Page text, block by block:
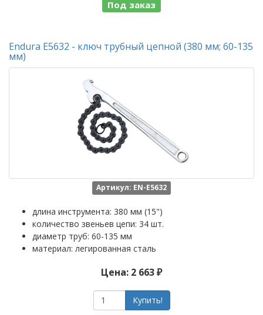
Под заказ
Endura E5632 - ключ трубный цепной (380 мм; 60-135
мм)
Артикул: EN-E5632
длина инструмента: 380 мм (15")
количество звеньев цепи: 34 шт.
диаметр труб: 60-135 мм
материал: легированная сталь
Цена: 2 663 ₽
Купить!